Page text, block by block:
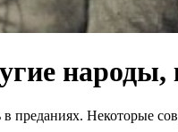
народы,
Некоторые